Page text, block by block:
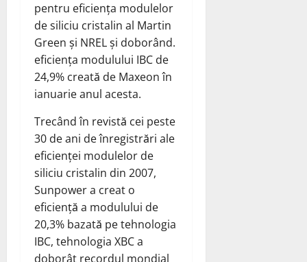
pentru eficiența modulelor
de siliciu cristalin al Martin
Green și NREL și doborând.
eficiența modulului IBC de
24,9% creată de Maxeon în
ianuarie anul acesta.
Trecând în revistă cei peste
30 de ani de înregistrări ale
eficienței modulelor de
siliciu cristalin din 2007,
Sunpower a creat o
eficiență a modulului de
20,3% bazată pe tehnologia
IBC, tehnologia XBC a
doborât recordul mondial